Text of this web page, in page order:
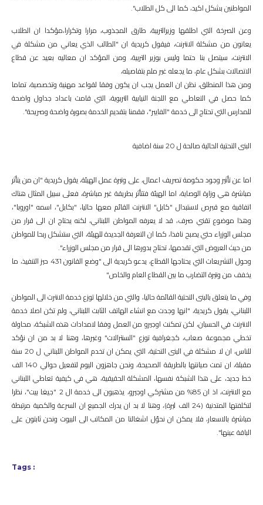
المواطنين بشكل اكيد، كما الى كل الطلاب".
وعن الصرخة التي اطلقها وزيرالتربية، طارق المجذوب، مرارا وتكرارا،مؤكدا ان الطلاب
يعانون من مشكلة الانترنت، فيقول كريدية ان "الطالب الذي يعاني من مشكلة في
الانترنت، سيتصل بنا حتما وليس بوزير التربية، ومن المؤكد ان معاليه بعيد عن قطاع
الاتصالات بشكل عام، ما يجعله غير ملم بتفاصيله،
ومن هذا المنطلق، نظن ان العمل يجب ان يكون وفقا لقواعد مهنية وتخصصية، تماما
كما حصل في التعاطي مع اللجنة النيابية التربوية، التي قامت باعداد جداول واضحة
للمدارس التي تحتاج الى خدمة "الفايبر"، فقمنا بتقديم الخدمة بصورة واضحة وصريحة".
البنى التحتية الحالية صالحة ل 20 سنة اضافية
اما عن تأثير وجود حكومة تصريف اعمال، على وتيرة عمل الهيئة، يقول كريدية "ان من يتأثر
مباشرة هي وزارة الوصاية، اما الهيئة فتتأثر بطريقة غير مباشرة، فعلى سبيل المثال هناك
اتفاقية مع قبرص لاستبدال "كابل" الانترنت القائم معها حاليا، "بكابل"، اسمه "اوروبا"،
وهذا موضوع تقني صرف، قد لا يعرفه المواطن اللبناني، لكنه يحتاج ان الى قرار من
مجلس الوزراء حتي يصبح نافذا، كما ان التعرفة الجديدة للهيئة، التي ستشكل ربحا للمواطن
من حيث العروض التي تقدمها، تحتاج بدورها الى قرار من مجلس الوزراء".
وحول التشريعات التي يحتاجها القطاع، يدعو كريدية الى "وضع القانون 431 حيز التنفيذ، ما
يخفف من وتيرة التضارب ما بين القطاع العام والخاص"
وفي ما يتعلق بالبنى التحتية القائمة حاليا، والتي من خلالها توزع خدمة الانترت الى المواطن
اللبناني، يقول كريدية، "انها وجدت مع انشاء الهاتف الثابت اللبناني، ولم تكن اصلا خدمة
الانترنت في الحسبان، لكن تمكنت اوجيرو من العمل وفقا لامدادات هذه الشبكة، محاولة
تخطي مجموعة صعاب، كجغرافية توزع "السنترالات" وغيرها، وهنا لا بد من ان نؤكد
للناس، ان لا مشكلة في البنى التحتية، التي يمكن ان تخدم المواطن اللبناني ل 20 سنة
مقبلة، ان تمت صيانتها بالطريقة الصحيحة، ونحن جاهزون اليوم لتفعيل حوالي 140 الف
خط جديد، على هذا الشبكة نفسها، المشكلة الحقيقية، هي في كيفية تعاطي اللبناني
مع الانترنت، اذ ان 85% من مشتركي اوجيرو، يذهبون الى خدمة ال 2 "جيغا بيت"، نظرا
لتكلفتها المتدنية (24 الف ليرة)، وهنا لا بد ان يدرك الجميع ان السرعة والكمية مرتبطة
مباشرة بالاسعار، فلا يمكن ان نحوّل اشغالنا من المكاتب الى البيوت ونحن ثابتون على
الباقة عينها".
Tags :